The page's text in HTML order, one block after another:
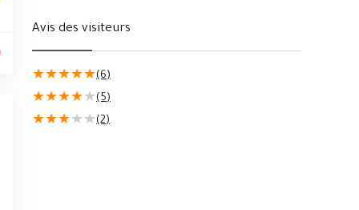
Avis des visiteurs
★★★★★(6)
★★★★★ (5)
★★★★ ★ (2)